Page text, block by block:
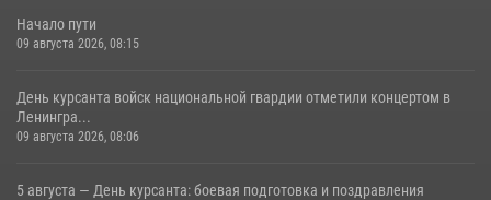
Начало пути
09 августа 2026, 08:15
День курсанта войск национальной гвардии отметили концертом в
Ленингра...
09 августа 2026, 08:06
5 августа — День курсанта: боевая подготовка и поздравления